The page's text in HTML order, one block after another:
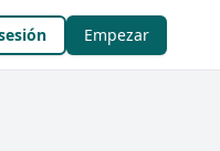
Empezar